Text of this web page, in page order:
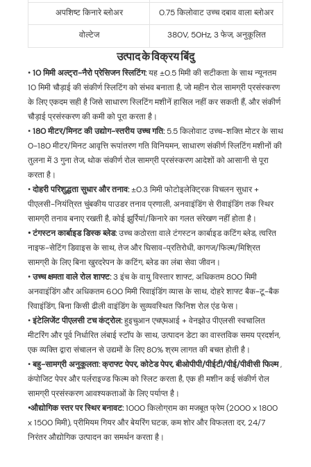
अपशिष्ट किनारे ब्लोअर
0.75 किलोवाट उच्च दबाव वाला ब्लोअर
वोल्टेज
380V, 50Hz, 3 फेज, अनुकूलित
उत्पाद के विक्रय बिंदु
•10 मिमी अल्ट्रा-नैरो प्रेसिजन स्लिटिंग:यह ±0.5 मिमी की सटीकता के साथ न्यूनतम
10 मिमी चौड़ाई की संकीर्ण स्लिटिंग को संभव बनाता है, जो महीन रोल सामग्री प्रसंस्करण
के लिए एकदम सही है जिसे साधारण स्लिटिंग मशीनें हासिल नहीं कर सकती हैं, और संकीर्ण
चौड़ाई प्रसंस्करण की कमी को पूरा करता है।
•180 मीटर/मिनट की उद्योग-स्तरीय उच्च गति:5.5 किलोवाट उच्च-शक्ति मोटर के साथ
0-180 मीटर/मिनट आवृत्ति रूपांतरण गति विनियमन, साधारण संकीर्ण स्लिटिंग मशीनों की
तुलना में 3 गुना तेज, थोक संकीर्ण रोल सामग्री प्रसंस्करण आदेशों को आसानी से पूरा
करता है।
•दोहरी परिशुद्धता सुधार और तनाव:±0.3 मिमी फोटोइलेक्ट्रिक विचलन सुधार +
पीएलसी-नियंत्रित चुंबकीय पाउडर तनाव प्रणाली, अनवाइंडिंग से रीवाइंडिंग तक स्थिर
सामग्री तनाव बनाए रखती है, कोई झुर्रियां/किनारे का गलत संरेखण नहीं होता है।
• टंगस्टन कार्बाइड डिस्क ब्लेड:उच्च कठोरता वाले टंगस्टन कार्बाइड कटिंग ब्लेड, त्वरित
नाइफ-सेटिंग डिवाइस के साथ, तेज और घिसाव-प्रतिरोधी, कागज/फिल्म/मिश्रित
सामग्री के लिए बिना खुरदरेपन के कटिंग, ब्लेड का लंबा सेवा जीवन।
•उच्च क्षमता वाले रोल शाफ्ट:3 इंच के वायु विस्तार शाफ्ट, अधिकतम 800 मिमी
अनवाइंडिंग और अधिकतम 600 मिमी रिवाइंडिंग व्यास के साथ, दोहरे शाफ्ट बैक-टू-बैक
रिवाइंडिंग, बिना किसी ढीली वाइंडिंग के सुव्यवस्थित फिनिश रोल एंड फेस।
•इंटेलिजेंट पीएलसी टच कंट्रोल:हुइचुआन एचएमआई + वेनझोउ पीएलसी स्वचालित
मीटरिंग और पूर्व निर्धारित लंबाई स्टॉप के साथ, उत्पादन डेटा का वास्तविक समय प्रदर्शन,
एक व्यक्ति द्वारा संचालन से उद्यमों के लिए 80% श्रम लागत की बचत होती है।
•बहु-सामग्री अनुकूलता:क्राफ्ट पेपर, कोटेड पेपर, बीओपीपी/पीईटी/पीई/पीवीसी फिल्म,
कंपोजिट पेपर और पर्लराइज्ड फिल्म को स्लिट करता है, एक ही मशीन कई संकीर्ण रोल
सामग्री प्रसंस्करण आवश्यकताओं के लिए पर्याप्त है।
•औद्योगिक स्तर पर स्थिर बनावट:1000 किलोग्राम का मजबूत फ्रेम (2000 x 1800
x 1500 मिमी), प्रीमियम गियर और बेयरिंग घटक, कम शोर और विफलता दर, 24/7
निरंतर औद्योगिक उत्पादन का समर्थन करता है।